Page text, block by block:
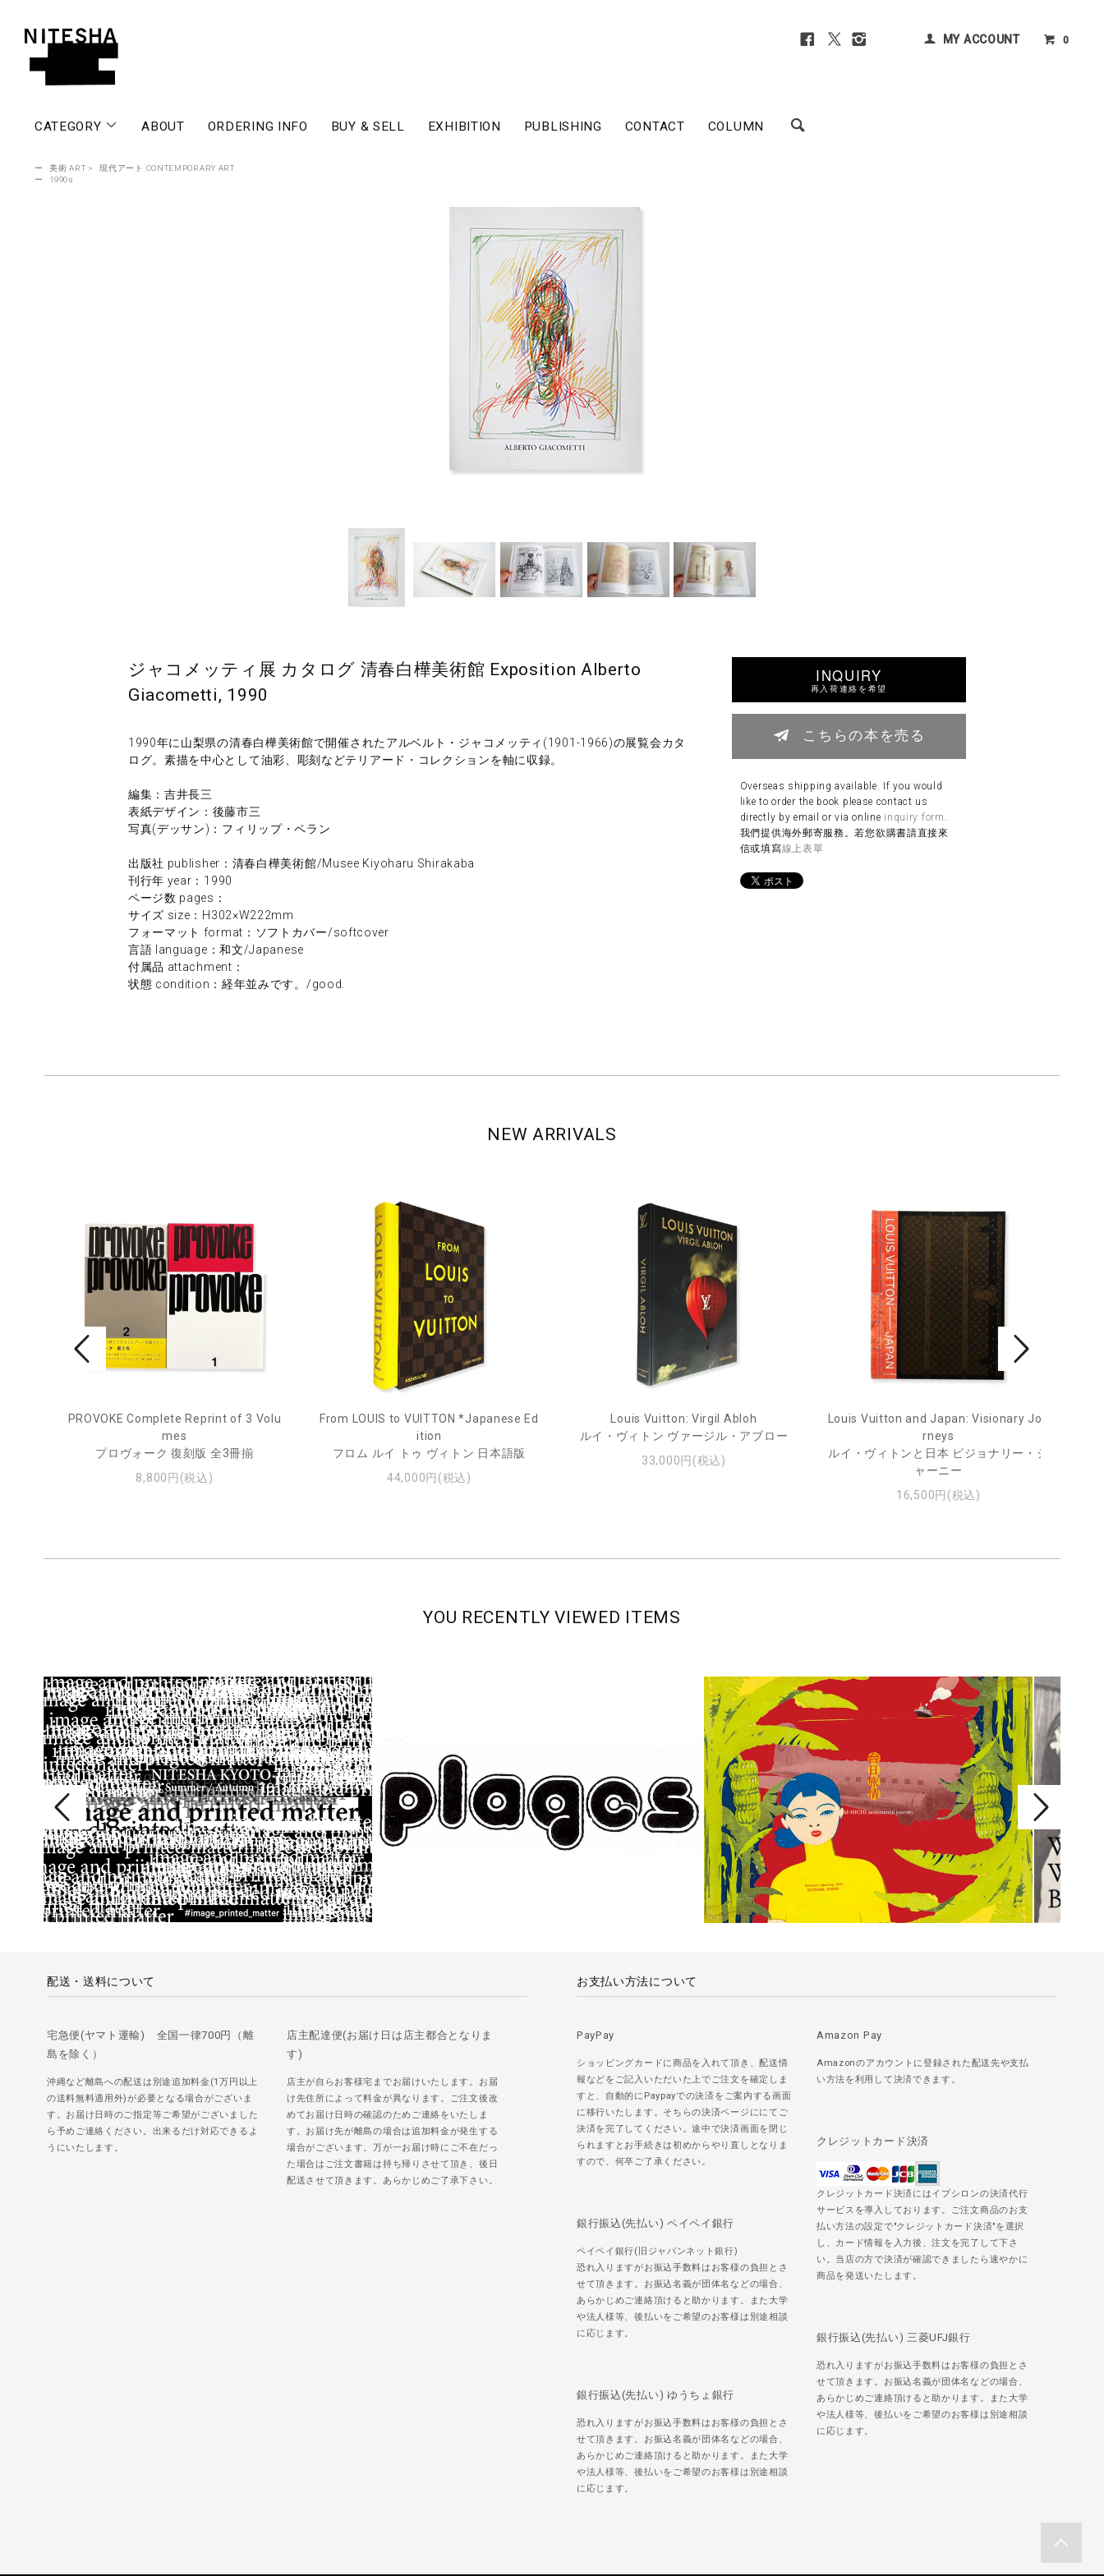
MY ACCOUNT 0
CATEGORY ABOUT ORDERING INFO BUY & SELL EXHIBITION PUBLISHING CONTACT COLUMN
ー 美術 ART >
現代アート CONTEMPORARY ART
ー
1990s
ジャコメッティ展 カタログ 清春白樺美術館 Exposition Alberto
Giacometti, 1990
1990年に山梨県の清春白樺美術館で開催されたアルベルト・ジャコメッティ(1901-1966)の展覧会カタ
ログ。素描を中心として油彩、彫刻などテリアード・コレクションを軸に収録。
編集：吉井長三
表紙デザイン：後藤市三
写真(デッサン)：フィリップ・ペラン
出版社 publisher：清春白樺美術館/Musee Kiyoharu Shirakaba
刊行年 year：1990
ページ数 pages：
サイズ size：H302×W222mm
フォーマット format：ソフトカバー/softcover
言語 language：和文/Japanese
付属品 attachment：
状態 condition：経年並みです。/good.
INQUIRY
再入荷連絡を希望
こちらの本を売る
Overseas shipping available. If you would
like to order the book please contact us
directly by email or via online inquiry form .
我們提供海外郵寄服務。若您欲購書請直接來
信或填寫線上表單
NEW ARRIVALS
PROVOKE Complete Reprint of 3 Volu
mes
プロヴォーク 復刻版 全3冊揃
8,800円(税込)
From LOUIS to VUITTON *Japanese Ed
ition
フロム ルイ トゥ ヴィトン 日本語版
44,000円(税込)
Louis Vuitton: Virgil Abloh
ルイ・ヴィトン ヴァージル・アブロー
33,000円(税込)
Louis Vuitton and Japan: Visionary Jou
rneys
ルイ・ヴィトンと日本 ビジョナリー・ジ
ャーニー
16,500円(税込)
YOU RECENTLY VIEWED ITEMS
配送・送料について
宅急便(ヤマト運輸) 全国一律700円（離
島を除く）
沖縄など離島への配送は別途追加料金(1万円以上
の送料無料適用外)が必要となる場合がございま
す。お届け日時のご指定等ご希望がございました
ら予めご連絡ください。出来るだけ対応できるよ
うにいたします。
店主配達便(お届け日は店主都合となりま
す)
店主が自らお客様宅までお届けいたします。お届
け先住所によって料金が異なります。ご注文後改
めてお届け日時の確認のためご連絡をいたしま
す。お届け先が離島の場合は追加料金が発生する
場合がございます。万が一お届け時にご不在だっ
た場合はご注文書籍は持ち帰りさせて頂き、後日
配送させて頂きます。あらかじめご了承下さい。
お支払い方法について
PayPay
ショッピングカードに商品を入れて頂き、配送情
報などをご記入いただいた上でご注文を確定しま
すと、自動的にPaypayでの決済をご案内する画面
に移行いたします。そちらの決済ページににてご
決済を完了してください。途中で決済画面を閉じ
られますとお手続きは初めからやり直しとなりま
すので、何卒ご了承ください。
Amazon Pay
Amazonのアカウントに登録された配送先や支払
い方法を利用して決済できます。
クレジットカード決済
クレジットカード決済にはイプシロンの決済代行
サービスを導入しております。ご注文商品のお支
払い方法の設定で"クレジットカード決済"を選択
し、カード情報を入力後、注文を完了して下さ
い。当店の方で決済が確認できましたら速やかに
商品を発送いたします。
銀行振込(先払い) ペイペイ銀行
ペイペイ銀行(旧ジャパンネット銀行)
恐れ入りますがお振込手数料はお客様の負担とさ
せて頂きます。お振込名義が団体名などの場合、
あらかじめご連絡頂けると助かります。また大学
や法人様等、後払いをご希望のお客様は別途相談
に応じます。
銀行振込(先払い) 三菱UFJ銀行
恐れ入りますがお振込手数料はお客様の負担とさ
せて頂きます。お振込名義が団体名などの場合、
あらかじめご連絡頂けると助かります。また大学
や法人様等、後払いをご希望のお客様は別途相談
に応じます。
銀行振込(先払い) ゆうちょ銀行
恐れ入りますがお振込手数料はお客様の負担とさ
せて頂きます。お振込名義が団体名などの場合、
あらかじめご連絡頂けると助かります。また大学
や法人様等、後払いをご希望のお客様は別途相談
に応じます。